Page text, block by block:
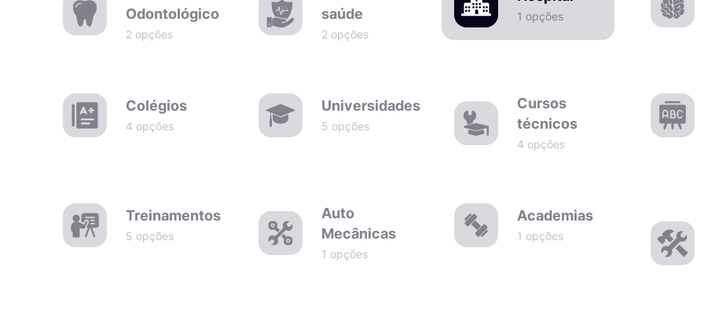
Odontológico
2 opções
saúde
2 opções
1 opções
Colégios
4 opções
Universidades
5 opções
Cursos
técnicos
4 opções
Treinamentos
5 opções
Auto
Mecânicas
1 opções
Academias
1 opções